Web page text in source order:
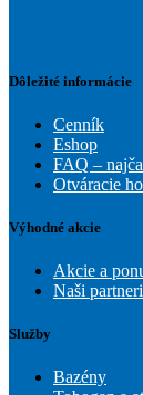
Dôležité informácie
Cenník
Eshop
FAQ –
Otváracie
Výhodné akcie
Akcie a
Naši partneri
Služby
Bazény